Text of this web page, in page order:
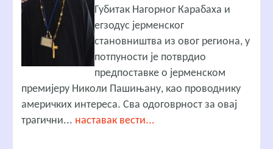
Губитак Нагорног Карабаха и
егзодус јерменског
становништва из овог региона, у
потпуности је потврдио
предпоставке о јерменском
премијеру Николи Пашињану, као проводнику
америчких интереса. Сва одоговрност за овај
трагични... наставак вести...